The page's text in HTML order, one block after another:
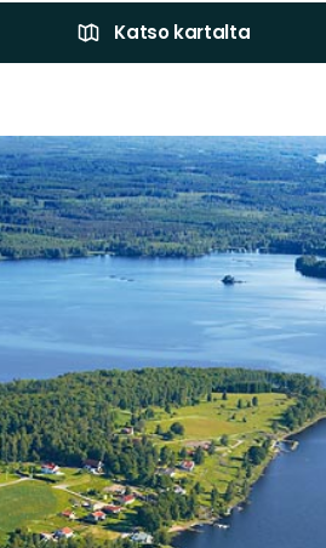
Katso kartalta